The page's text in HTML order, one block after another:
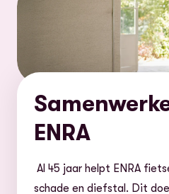
ENRA
Al 45 jaar helpt ENRA
schade en diefstal. Dit